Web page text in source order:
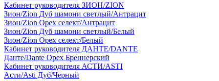
Кабинет руководителя ЗИОН/ZION
Зион/Zion Дуб шамони светлый/Антрацит
Зион/Zion Орех селект/Антрацит
Зион/Zion Дуб шамони светлый/Белый
Зион/Zion Орех селект/Белый
Кабинет руководителя ДАНТЕ/DANTE
Данте/Dante Орех Бреннерский
Кабинет руководителя АСТИ/ASTI
Асти/Asti Дуб/Черный